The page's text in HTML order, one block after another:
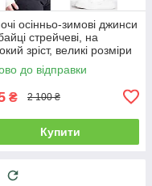
осінньо-зимові джинси
стрейчеві, на
зріст, великі розміри
Туреччина
до відправки
₴ 2 100 ₴
Купити